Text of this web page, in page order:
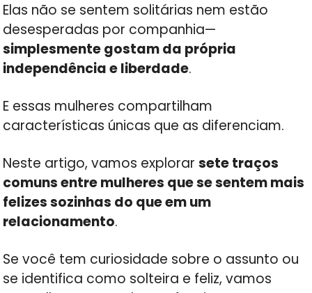
Elas não se sentem solitárias nem estão
desesperadas por companhia—
simplesmente gostam da própria
independência e liberdade.
E essas mulheres compartilham
características únicas que as diferenciam.
Neste artigo, vamos explorarsete traços
comuns entre mulheres que se sentem mais
felizes sozinhas do que em um
relacionamento.
Se você tem curiosidade sobre o assunto ou
se identifica como solteira e feliz, vamos